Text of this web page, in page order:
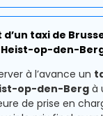
taxi de
op-den-
à l’avance un
op-den-Bergà
de prise en